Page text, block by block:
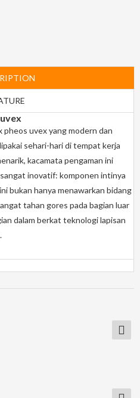
pheos uvex yang modern dan
sehari-hari di tempat kerja
kacamata pengaman ini
inovatif: komponen intinya
bukan hanya menawarkan bidang
tahan gores pada bagian luar
dalam berkat teknologi lapisan